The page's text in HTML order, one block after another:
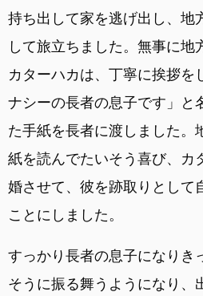
持ち出して家を逃げ出し、地
して旅立ちました。無事に地
カターハカは、丁寧に挨拶を
ナシーの長者の息子です」と
た手紙を長者に渡しました。
紙を読んでたいそう喜び、カ
婚させて、彼を跡取りとして
ことにしました。
すっかり長者の息子になりき
そうに振る舞うようになり、